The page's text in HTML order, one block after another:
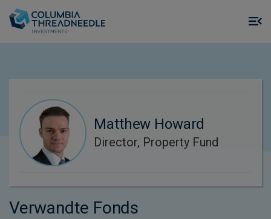
Matthew Howard
Director, Property Fund
Verwandte Fonds